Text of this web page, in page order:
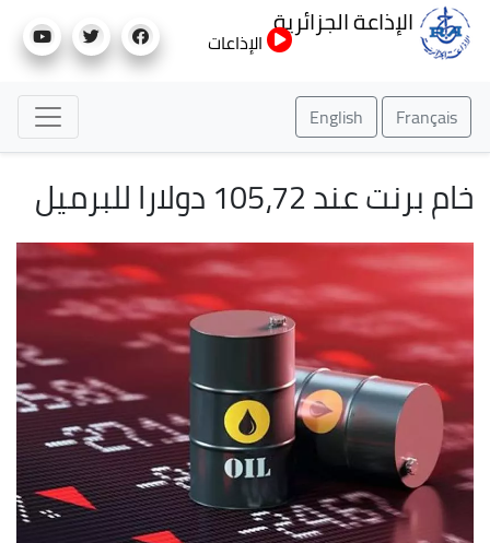
إلى
الإذاعة الجزائرية
الإذاعات
Français
English
خام برنت عند 105،72 دولارا للبرميل